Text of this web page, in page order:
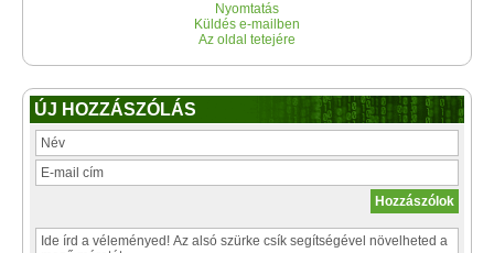
Nyomtatás
Küldés e-mailben
Az oldal tetejére
ÚJ HOZZÁSZÓLÁS